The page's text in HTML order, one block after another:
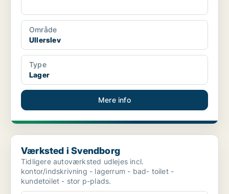
Område
Ullerslev
Type
Lager
Mere info
Værksted i Svendborg
Værksted i Svendborg
Tidligere autoværksted udlejes incl.
kontor/indskrivning - lagerrum - bad- toilet -
kundetoilet - stor p-plads.